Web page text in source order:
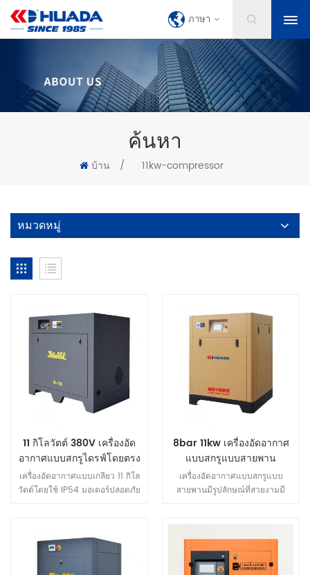
ภาษา
ค้นหา
บ้าน / 11kw-compressor
หมวดหมู่
11 กิโลวัตต์ 380V เครื่องอัด
อากาศแบบสกรูไดรฟ์โดยตรง
เครื่องอัดอากาศแบบเกลียว 11 กิโล
วัตต์โดยใช้ IP54 มอเตอร์ปลอดภัย
ความร้อนในปริมาณลมสูงซึ่งช่วย
ยืดอายุการใช้งานของ เครื่อง
8bar 11kw เครื่องอัดอากาศ
แบบสกรูแบบสายพาน
เครื่องอัดอากาศแบบสกรูแบบ
สายพานมีรูปลักษณ์ที่สวยงามมี